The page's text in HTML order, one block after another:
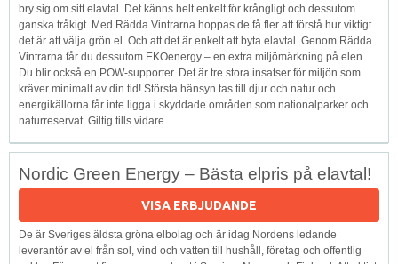
bry sig om sitt elavtal. Det känns helt enkelt för krångligt och dessutom
ganska tråkigt. Med Rädda Vintrarna hoppas de få fler att förstå hur viktigt
det är att välja grön el. Och att det är enkelt att byta elavtal. Genom Rädda
Vintrarna får du dessutom EKOenergy – en extra miljömärkning på elen.
Du blir också en POW-supporter. Det är tre stora insatser för miljön som
kräver minimalt av din tid! Största hänsyn tas till djur och natur och
energikällorna får inte ligga i skyddade områden som nationalparker och
naturreservat. Giltig tills vidare.
Nordic Green Energy – Bästa elpris på elavtal!
VISA ERBJUDANDE
De är Sveriges äldsta gröna elbolag och är idag Nordens ledande
leverantör av el från sol, vind och vatten till hushåll, företag och offentlig